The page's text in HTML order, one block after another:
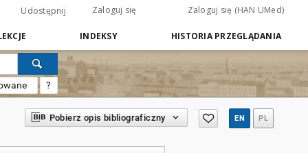
Udostępnij Zaloguj się Zaloguj się (HAN UMed)
INDEKSY HISTORIA PRZEGLĄDANIA
?
Pobierz opis bibliograficzny EN PL